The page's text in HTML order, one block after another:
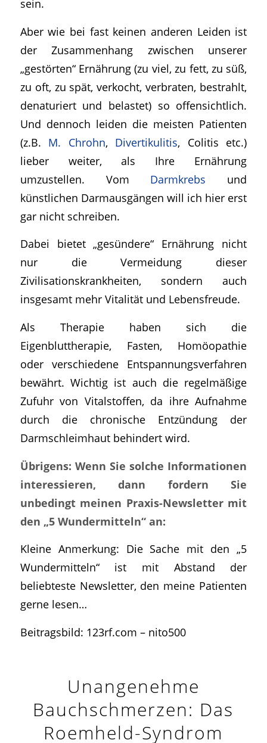
sein.
Aber wie bei fast keinen anderen Leiden ist
der Zusammenhang zwischen unserer
„gestörten“ Ernährung (zu viel, zu fett, zu süß,
zu oft, zu spät, verkocht, verbraten, bestrahlt,
denaturiert und belastet) so offensichtlich.
Und dennoch leiden die meisten Patienten
(z.B. M. Chrohn, Divertikulitis, Colitis etc.)
lieber weiter, als Ihre Ernährung
umzustellen. Vom Darmkrebs und
künstlichen Darmausgängen will ich hier erst
gar nicht schreiben.
Dabei bietet „gesündere“ Ernährung nicht
nur die Vermeidung dieser
Zivilisationskrankheiten, sondern auch
insgesamt mehr Vitalität und Lebensfreude.
Als Therapie haben sich die
Eigenbluttherapie, Fasten, Homöopathie
oder verschiedene Entspannungsverfahren
bewährt. Wichtig ist auch die regelmäßige
Zufuhr von Vitalstoffen, da ihre Aufnahme
durch die chronische Entzündung der
Darmschleimhaut behindert wird.
Übrigens: Wenn Sie solche Informationen
interessieren, dann fordern Sie
unbedingt meinen Praxis-Newsletter mit
den „5 Wundermitteln“ an:
Kleine Anmerkung: Die Sache mit den „5
Wundermitteln“ ist mit Abstand der
beliebteste Newsletter, den meine Patienten
gerne lesen…
Beitragsbild: 123rf.com – nito500
Unangenehme
Bauchschmerzen: Das
Roemheld-Syndrom